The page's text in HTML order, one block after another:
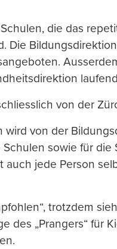
die das
Die
von der
wird von der
sowie für
jede Person
trotzdem
des „Prangers“ für